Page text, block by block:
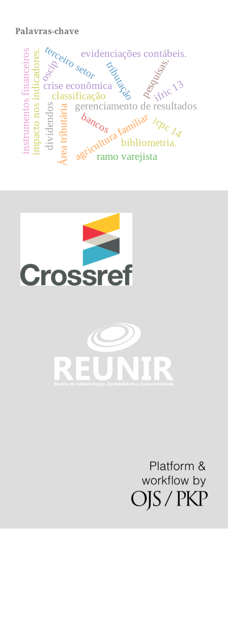
Palavras-chave
classificação
Área tributária
tributação
gerenciamento de resultados
agricultura familiar
bibliometria.
bancos
crise econômica
impacto nos indicadores.
instrumentos financeiros pesquisas.
terceiro setor
oscip
ramo varejista
evidenciações contábeis.
ifric 13
icpc 14
dividendos